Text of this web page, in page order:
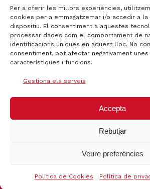
Per a oferir les millors experiències,
cookies per a emmagatzemar i/o accedir a
dispositiu. El consentiment a aquestes
processar dades com el comportament de
identificacions úniques en aquest lloc. No
consentiment, pot afectar negativament
característiques i funcions.
Gestiona els serveis
Accepta
Rebutjar
Veure preferències
Política de Cookies Política de
Certificat qualitat ISO